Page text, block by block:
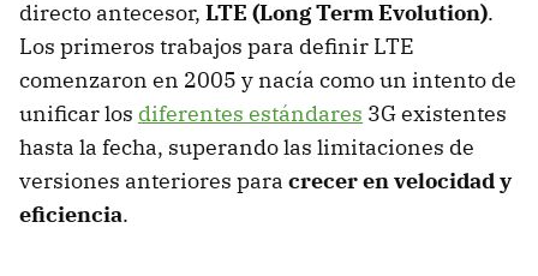
directo antecesor, LTE (Long Term Evolution).
Los primeros trabajos para definir LTE
comenzaron en 2005 y nacía como un intento de
unificar los diferentes estándares 3G existentes
hasta la fecha, superando las limitaciones de
versiones anteriores para crecer en velocidad y
eficiencia.